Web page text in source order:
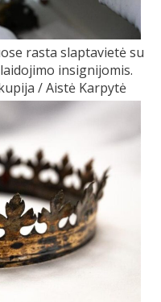
rasta slaptavietė su
insignijomis.
/ Aistė Karpytė